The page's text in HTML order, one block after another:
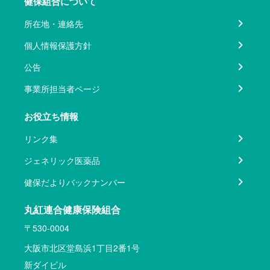
所在地・連絡先
個人情報保護方針
公告
事業所担当者ページ
お役立ち情報
リンク集
ジェネリック医薬品
健保だよりバックナンバー
丸紅連合健康保険組合
〒530-0004
大阪市北区堂島浜1丁目2番1号
新ダイビル